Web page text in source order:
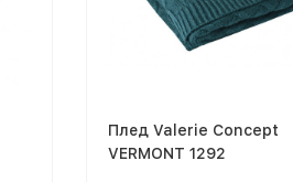
Плед Valerie Concept
VERMONT 1292